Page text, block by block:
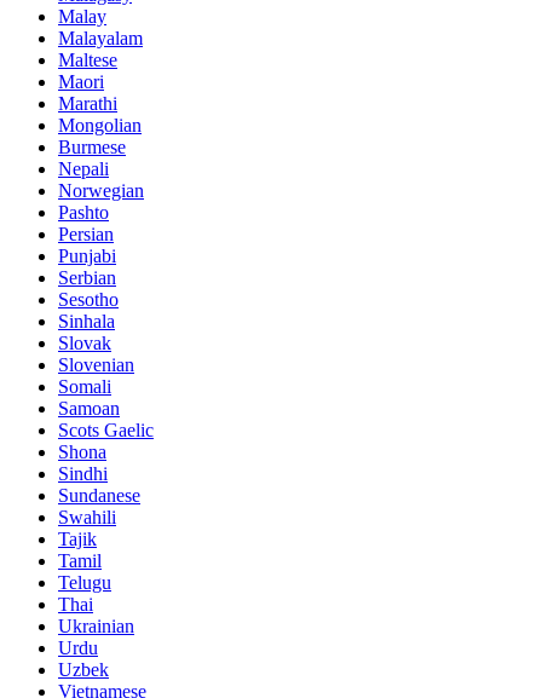
Malay
Malayalam
Maltese
Maori
Marathi
Mongolian
Burmese
Nepali
Norwegian
Pashto
Persian
Punjabi
Serbian
Sesotho
Sinhala
Slovak
Slovenian
Somali
Samoan
Scots Gaelic
Shona
Sindhi
Sundanese
Swahili
Tajik
Tamil
Telugu
Thai
Ukrainian
Urdu
Uzbek
Vietnamese